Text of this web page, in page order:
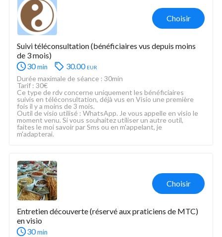
Choisir
Suivi téléconsultation (bénéficiaires vus depuis moins
de 3 mois)
30min 30.00 eur
Durée maximale de séance : 30min
Tarif : 30€
Ce type de rdv concerne uniquement les bénéficiaires
suivis en téléconsultation, déjà vus en Visio une première
fois il y a moins de 3 mois.
Outil de visio utilisé : WhatsApp. Je vous appelle en visio le
moment venu. Si vous souhaitez utiliser un autre outil,
faites le moi savoir par Sms ou en m'appelant, je
m'adapterai.
Choisir
Entretien découverte (réservé aux praticiens de MTC)
en visio
30min